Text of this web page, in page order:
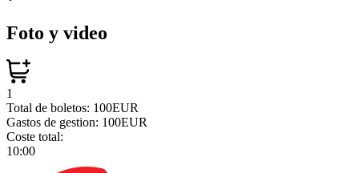
Foto y video
1
Total de boletos: 100EUR
Gastos de gestion: 100EUR
Coste total:
10:00